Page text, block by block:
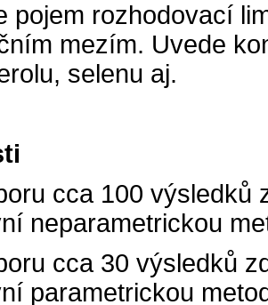
pojem rozhodovací
mezím. Uvede
selenu aj.
cca 100 výsledků
neparametrickou
cca 30 výsledků
parametrickou